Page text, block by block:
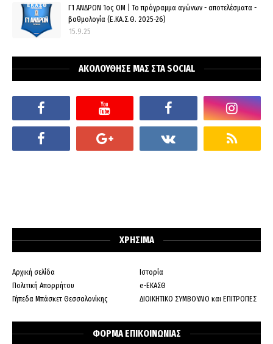
Γ1 ΑΝΔΡΩΝ 1ος ΟΜ | Το πρόγραμμα αγώνων - αποτελέσματα -
βαθμολογία (Ε.ΚΑ.Σ.Θ. 2025-26)
15.9.25
ΑΚΟΛΟΥΘΗΣΕ ΜΑΣ ΣΤΑ SOCIAL
ΧΡΗΣΙΜΑ
Αρχική σελίδα
Ιστορία
Πολιτική Απορρήτου
e-ΕΚΑΣΘ
Γήπεδα Μπάσκετ Θεσσαλονίκης
ΔΙΟΙΚΗΤΙΚΟ ΣΥΜΒΟΥΛΙΟ και ΕΠΙΤΡΟΠΕΣ
ΦΟΡΜΑ ΕΠΙΚΟΙΝΩΝΙΑΣ